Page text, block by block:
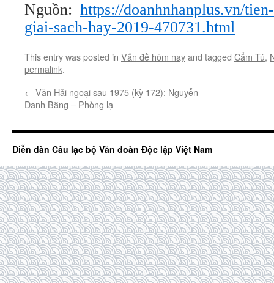
Nguồn: https://doanhnhanplus.vn/
giai-sach-hay-2019-470731.html
This entry was posted in Vấn đề hôm nayand tagged Cẩm Tú,
permalink.
← Văn Hải ngoại sau 1975 (kỳ 172): Nguyễn
Danh Bằng – Phòng lạ
Diễn đàn Câu lạc bộ Văn đoàn Độc lập Việt Nam